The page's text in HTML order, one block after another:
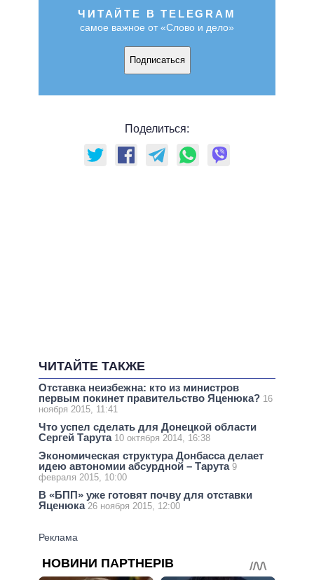
ЧИТАЙТЕ В TELEGRAM
самое важное от «Слово и дело»
Подписаться
Поделиться:
ЧИТАЙТЕ ТАКЖЕ
Отставка неизбежна: кто из министров
первым покинет правительство Яценюка? 16
ноября 2015, 11:41
Что успел сделать для Донецкой области
Сергей Тарута 10 октября 2014, 16:38
Экономическая структура Донбасса делает
идею автономии абсурдной – Тарута 9
февраля 2015, 10:00
В «БПП» уже готовят почву для отставки
Яценюка 26 ноября 2015, 12:00